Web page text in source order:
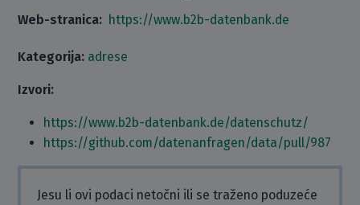
Web-stranica: https://www.b2b-datenbank.de
Kategorija: adrese
Izvori:
https://www.b2b-datenbank.de/datenschutz/
https://github.com/datenanfragen/data/pull/987
Jesu li ovi podaci netočni ili se traženo poduzeće